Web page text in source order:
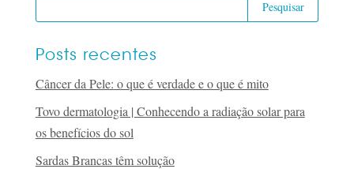
Posts recentes
Câncer da Pele: o que é verdade e o que é mito
Tovo dermatologia | Conhecendo a radiação solar para
os benefícios do sol
Sardas Brancas têm solução